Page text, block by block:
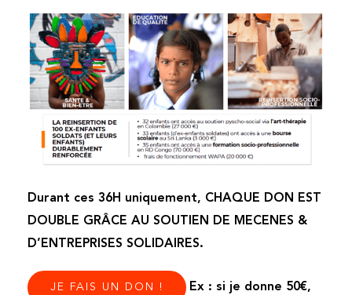
Durant ces 36H uniquement, CHAQUE DON EST
DOUBLE GRÂCE AU SOUTIEN DE MECENES &
D’ENTREPRISES SOLIDAIRES.
JE FAIS UN DON ! Ex : si je donne 50€,